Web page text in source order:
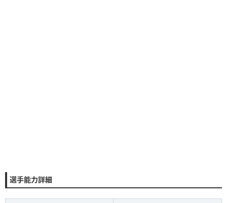
選手能力詳細